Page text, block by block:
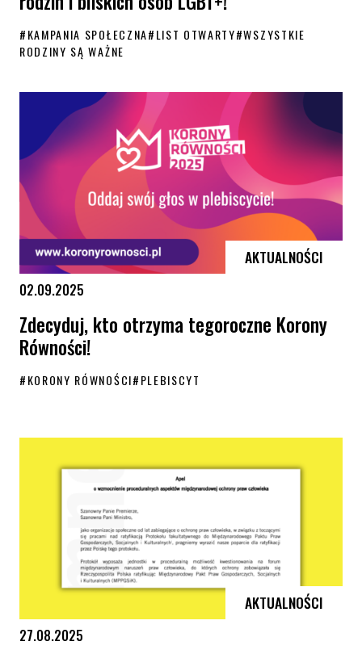
#KAMPANIA SPOŁECZNA#LIST OTWARTY#WSZYSTKIE
RODZINY SĄ WAŻNE
AKTUALNOŚCI
02.09.2025
Zdecyduj, kto otrzyma tegoroczne Korony
Równości!
#KORONY RÓWNOŚCI#PLEBISCYT
AKTUALNOŚCI
27.08.2025